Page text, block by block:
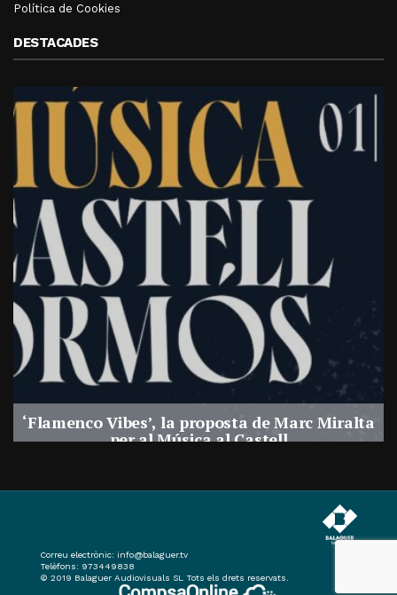
Política de Cookies
DESTACADES
‘Flamenco Vibes’, la proposta de Marc Miralta
per al Música al Castell
Correu electrònic: info@balaguer.tv
Telèfons: 973449838
© 2019 Balaguer Audiovisuals SL Tots els drets reservats.